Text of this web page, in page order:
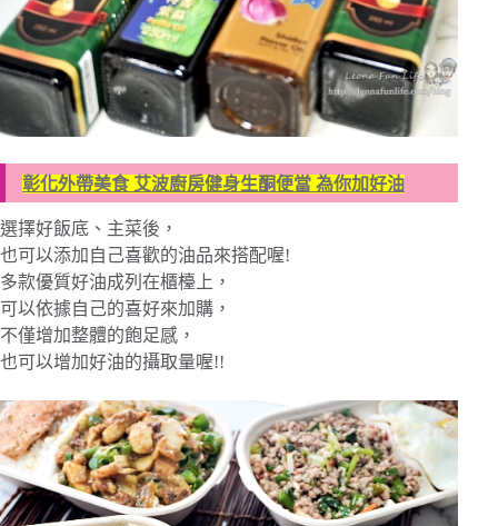
彰化外帶美食 艾波廚房健身生酮便當 為你加好油
選擇好飯底、主菜後，
也可以添加自己喜歡的油品來搭配喔!
多款優質好油成列在櫃檯上，
可以依據自己的喜好來加購，
不僅增加整體的飽足感，
也可以增加好油的攝取量喔!!